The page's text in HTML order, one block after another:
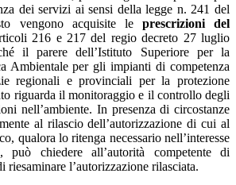
dei servizi ai sensi della legge n. 241 del
vengono acquisite le prescrizioni del
216 e 217 del regio decreto 27 luglio
il parere dell’Istituto Superiore per la
Ambientale per gli impianti di competenza
regionali e provinciali per la protezione
riguarda il monitoraggio e il controllo degli
nell’ambiente. In presenza di circostanze
al rilascio dell’autorizzazione di cui al
qualora lo ritenga necessario nell’interesse
può chiedere all’autorità competente di
riesaminare l’autorizzazione rilasciata.